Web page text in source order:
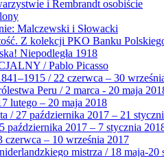
i Rembrandt osobiście
Malczewski i Słowacki
Z kolekcji PKO Banku
Niepodległa 1918
/ Pablo Picasso
/ 22 czerwca – 30
Peru / 2 marca - 20 maja
lutego – 20 maja 2018
/ 27 października 2017 – 21
października 2017 – 7 stycznia
czerwca – 10 września 2017
mistrza / 18 maja-20